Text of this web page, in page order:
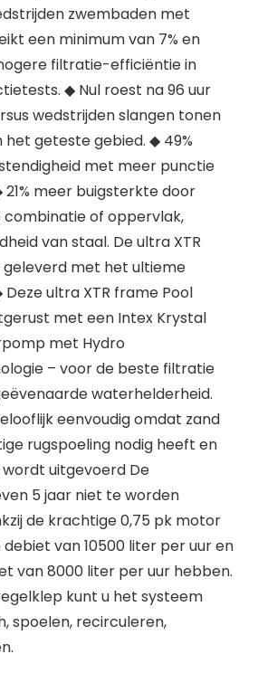
zwembaden met
een minimum van 7% en
filtratie-efficiëntie in
◆ Nul roest na 96 uur
wedstrijden slangen tonen
het geteste gebied. ◆ 49%
met meer punctie
meer buigsterkte door
of oppervlak,
van staal. De ultra XTR
met het ultieme
ultra XTR frame Pool
met een Intex Krystal
met Hydro
– voor de beste filtratie
waterhelderheid.
eenvoudig omdat zand
rugspoeling nodig heeft en
uitgevoerd De
5 jaar niet te worden
de krachtige 0,75 pk motor
van 10500 liter per uur en
van 8000 liter per uur hebben.
kunt u het systeem
spoelen, recirculeren,